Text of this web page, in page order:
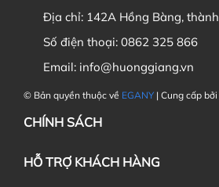
Địa chỉ: 142A Hồng Bàng,
Số điện thoại: 0862 325 866
Email: info@huonggiang.vn
© Bản quyền thuộc về EGANY | Cung cấp bởi
CHÍNH SÁCH
HỖ TRỢ KHÁCH HÀNG